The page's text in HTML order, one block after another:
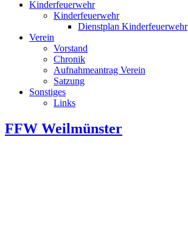
Kinderfeuerwehr
Kinderfeuerwehr
Dienstplan Kinderfeuerwehr
Verein
Vorstand
Chronik
Aufnahmeantrag Verein
Satzung
Sonstiges
Links
FFW Weilmünster